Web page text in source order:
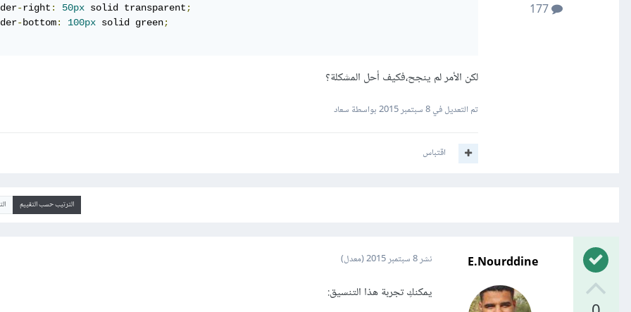
177
-right : 50px solid transparent ;
-bottom: 100px solid green;
لكن الأمر لم ينجح،فكيف أحل المشكلة؟
تم التعديل في8 سبتمبر 2015 بواسطة سعاد
اقتباس
الترتيب حسب التقييم
E.Nourddine نشر8 سبتمبر 2015 (معدل)
يمكنكِ تجربة هذا التنسيق: